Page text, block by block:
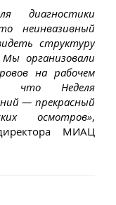
диагностики
неинвазивный
структуру
Мы организовали
на рабочем
что Неделя
— прекрасный
осмотров»,
МИАЦ